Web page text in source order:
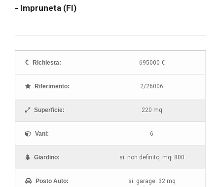
- Impruneta (FI)
Richiesta: 695000 €
Riferimento: 2/26006
Superficie: 220 mq
Vani: 6
Giardino: si: non definito, mq. 800
Posto Auto: si: garage: 32 mq